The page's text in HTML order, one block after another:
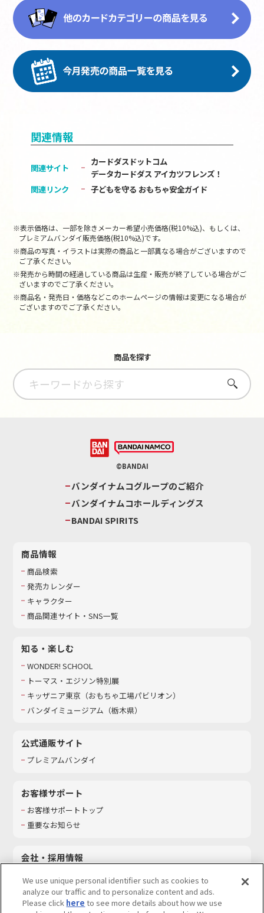
関連情報
関連サイト
カードダスドットコム
データカードダス アイカツフレンズ！
関連リンク
子どもを守る おもちゃ安全ガイド
※表示価格は、一部を除きメーカー希望小売価格(税10%込)、もしくは、
プレミアムバンダイ販売価格(税10%込)です。
※商品の写真・イラストは実際の商品と一部異なる場合がございますので
ご了承ください。
※発売から時間の経過している商品は生産・販売が終了している場合がご
ざいますのでご了承ください。
※商品名・発売日・価格などこのホームページの情報は変更になる場合が
ございますのでご了承ください。
商品を探す
さがす
©BANDAI
バンダイナムコグループのご紹介
バンダイナムコホールディングス
BANDAI SPIRITS
商品情報
商品検索
発売カレンダー
キャラクター
商品関連サイト・SNS一覧
知る・楽しむ
WONDER! SCHOOL
トーマス・エジソン特別展
キッザニア東京（おもちゃ工場パビリオン）​
バンダイミュージアム（栃木県）
公式通販サイト
プレミアムバンダイ
お客様サポート
お客様サポートトップ
重要なお知らせ
会社・採用情報
採用情報
サステナビリティ
We use unique personal identifier such as cookies to
analyze our traffic and to personalize content and ads.
Please click here to see more details about how we use